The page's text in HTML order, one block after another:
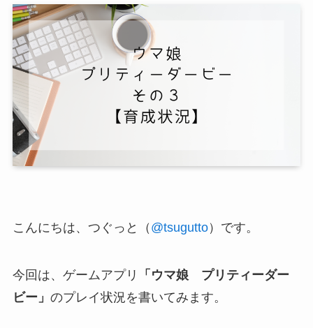
こんにちは、つぐっと（ @tsugutto）です。
今回は、ゲームアプリ
「ウマ娘 プリティーダー
ビー」 のプレイ状況を書いてみます。